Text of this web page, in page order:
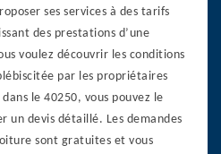
ses services à des tarifs
des prestations d’une
voulez découvrir les conditions
par les propriétaires
le 40250, vous pouvez le
un devis détaillé. Les demandes
sont gratuites et vous